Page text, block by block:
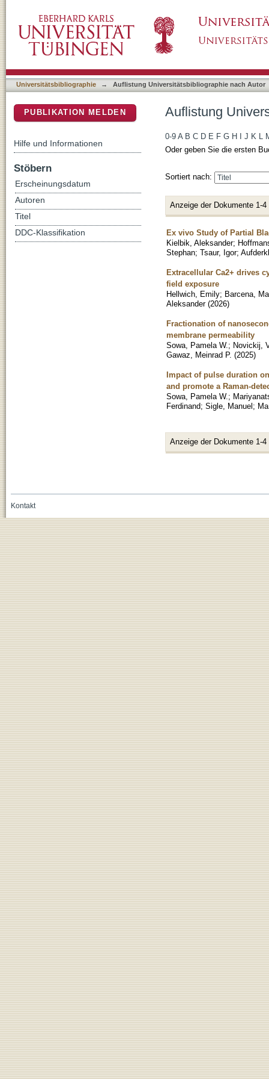
Universitätsbibliographie → Auflistung Universitätsbibliographie nach Autor
Auflistung
0-9 A B C D E F G H J K L
Oder geben Sie die ersten
Sortiert nach:
Anzeige der Dokumente 1-4
Ex vivo Study of Partial
Kielbik, Aleksander;
Stephan; Tsaur, Igor;
Extracellular Ca2+ drives
field exposure
Hellwich, Emily; Barcena,
Aleksander (2026)
Fractionation of
membrane permeability
Sowa, Pamela W. ; Novickij,
Gawaz, Meinrad P. (2025)
Impact of pulse duration
and promote a Raman-
Sowa, Pamela W. ;
Ferdinand; Sigle, Manuel;
Anzeige der Dokumente 1-4
PUBLIKATION MELDEN
Hilfe und Informationen
Stöbern
Erscheinungsdatum
Autoren
Titel
DDC-Klassifikation
Kontakt